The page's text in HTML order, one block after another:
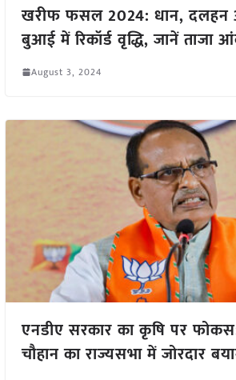
खरीफ फसल 2024: धान, दलहन
बुआई में रिकॉर्ड वृद्धि, जानें ताजा
August 3, 2024
एनडीए सरकार का कृषि पर
चौहान का राज्यसभा में जोरदार